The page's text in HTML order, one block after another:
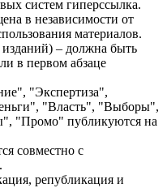
систем гиперссылка.
в независимости от
материалов.
– должна быть
в первом абзаце
"Экспертиза",
"Власть", "Выборы",
"Промо" публикуются на
совместно с
републикация и